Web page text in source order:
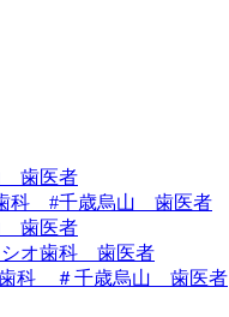
歯医者
科 #千歳烏山 歯医者
歯医者
オ歯科 歯医者
歯科 ＃千歳烏山 歯医者